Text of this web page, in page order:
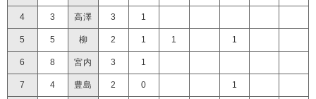
4 3 高澤 3 1
5 5 柳 2 1 1 1
6 8 宮内 3 1
7 4 豊島 2 0 1